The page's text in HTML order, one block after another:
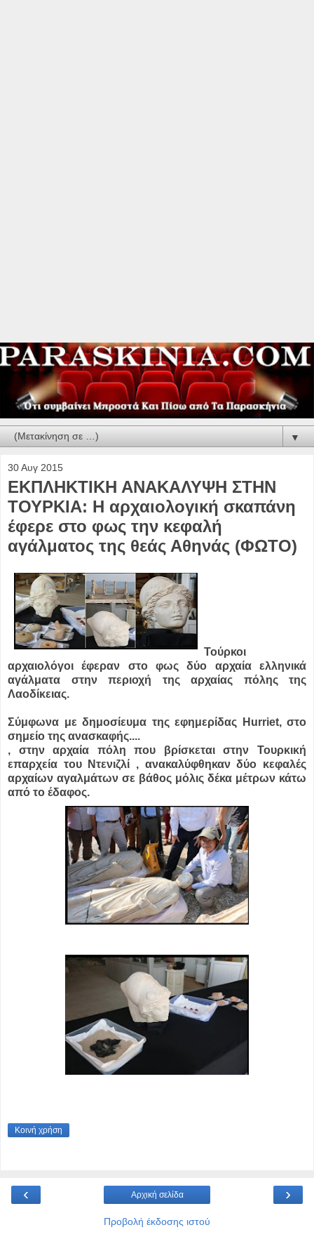
▼
30 Αυγ 2015
ΕΚΠΛΗΚΤΙΚΗ ΑΝΑΚΑΛΥΨΗ ΣΤΗΝ
ΤΟΥΡΚΙΑ: Η αρχαιολογική σκαπάνη
έφερε στο φως την κεφαλή
αγάλματος της θεάς Αθηνάς (ΦΩΤΟ)
Τούρκοι
αρχαιολόγοι έφεραν στο φως δύο αρχαία ελληνικά
αγάλματα στην περιοχή της αρχαίας πόλης της
Λαοδίκειας.
Σύμφωνα με δημοσίευμα της εφημερίδας Hurriet, στο
σημείο της ανασκαφής....
, στην αρχαία πόλη που βρίσκεται στην Τουρκική
επαρχεία του Ντενιζλί , ανακαλύφθηκαν δύο κεφαλές
αρχαίων αγαλμάτων σε βάθος μόλις δέκα μέτρων κάτω
από το έδαφος.
Κοινή χρήση
‹ ›
Αρχική σελίδα
Προβολή έκδοσης ιστού